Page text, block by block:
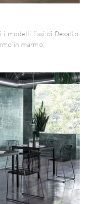
i modelli fissi di Desalto:
in marmo.